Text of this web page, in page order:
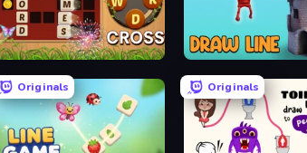
Word Cross Draw Line
Originals Originals